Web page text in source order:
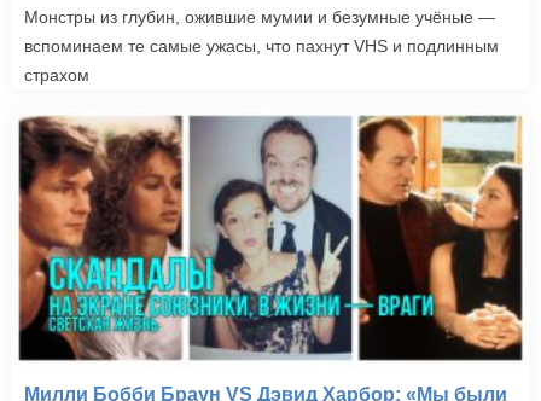
Монстры из глубин, ожившие мумии и безумные учёные —
вспоминаем те самые ужасы, что пахнут VHS и подлинным
страхом
Милли Бобби Браун VS Дэвид Харбор: «Мы были